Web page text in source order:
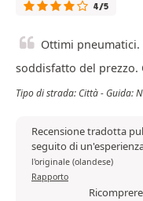
4/5
Ottimi pneumatici.
soddisfatto del prezzo.
Tipo di strada: Città - Guida:
Recensione tradotta
seguito di
l'originale (olandese)
Rapporto